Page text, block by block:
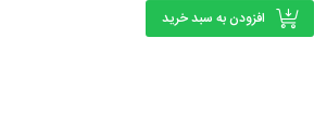
افزودن به سبد خرید